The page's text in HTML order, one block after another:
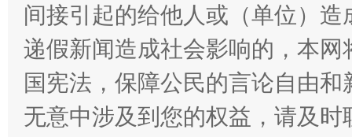
间接引起的给他人或（单位）
递假新闻造成社会影响的，本
国宪法，保障公民的言论自由
无意中涉及到您的权益，请及